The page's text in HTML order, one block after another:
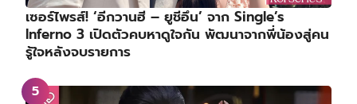
เซอร์ไพรส์! ‘อีกวานฮี – ยูชีอึน’ จาก Single’s
Inferno 3 เปิดตัวคบหาดูใจกัน พัฒนาจากพี่น้องสู่คน
รู้ใจหลังจบรายการ